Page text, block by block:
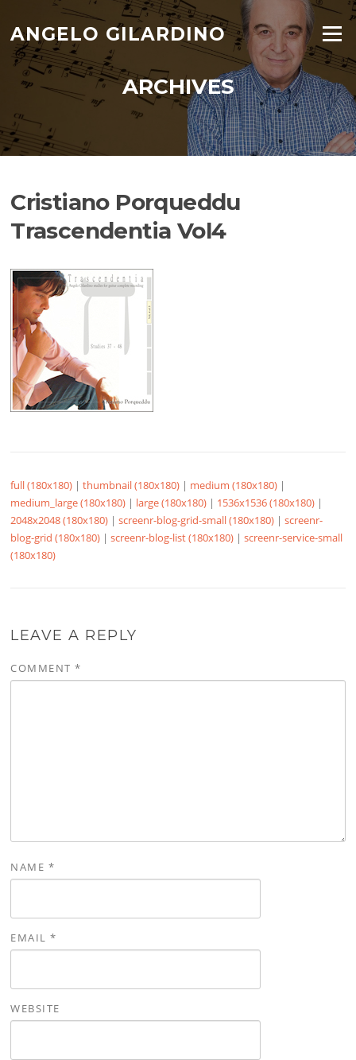
content
ANGELO GILARDINO Menu
ARCHIVES
Cristiano Porqueddu
Trascendentia Vol4
full (180x180) |thumbnail (180x180) | medium (180x180) |
medium_large (180x180) | large (180x180) | 1536x1536 (180x180) |
2048x2048 (180x180) |screenr-blog-grid-small (180x180) |screenr-
blog-grid (180x180) |screenr-blog-list (180x180) |screenr-service-small
(180x180)
LEAVE A REPLY
COMMENT*
NAME *
EMAIL*
WEBSITE